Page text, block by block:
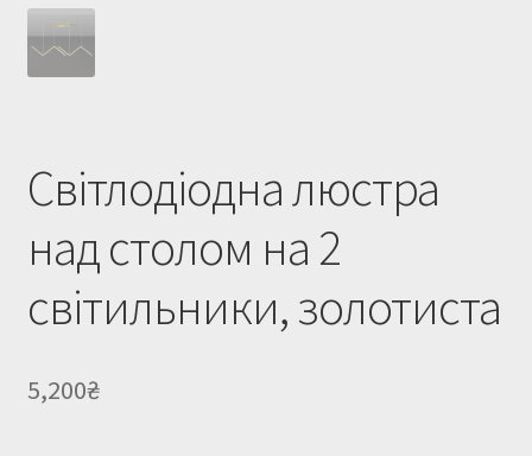
Світлодіодна люстра
над столом на 2
світильники, золотиста
5,200₴